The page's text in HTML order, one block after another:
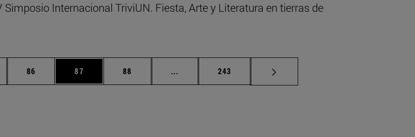
Simposio Internacional TriviUN. Fiesta, Arte y Literatura en tierras de
intermedias Use TAB para desplazarse.
Página
86 Página
87 Página
88 ... Páginas intermedias Use TAB para desplazarse.
Página
243